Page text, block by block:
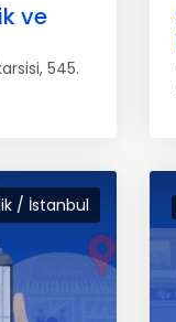
ve
545.
/ İstanbul